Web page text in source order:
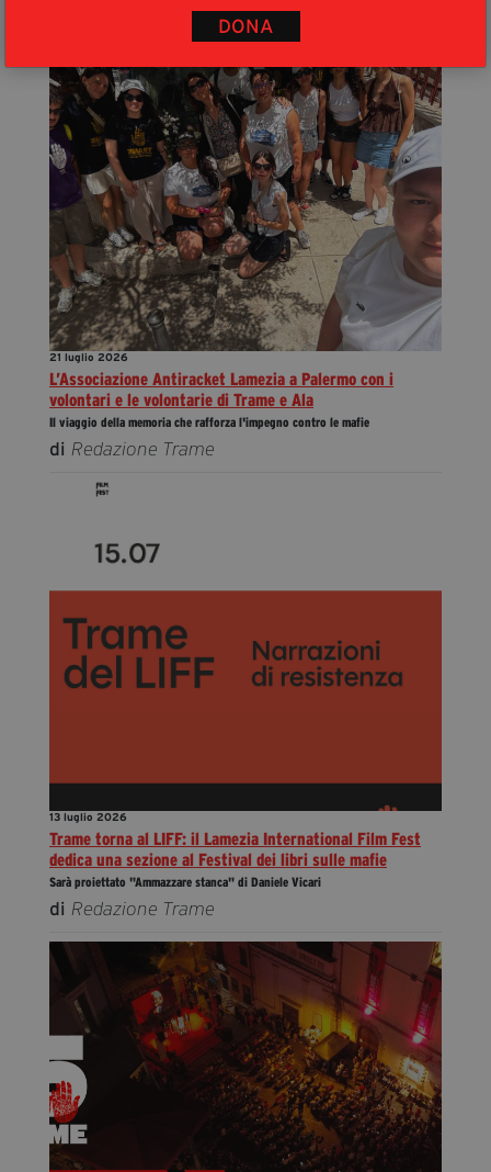
DONA
21 luglio 2026
L’Associazione Antiracket Lamezia a Palermo con i
volontari e le volontarie di Trame e Ala
Il viaggio della memoria che rafforza l'impegno contro le mafie
di Redazione Trame
13 luglio 2026
Trame torna al LIFF: il Lamezia International Film Fest
dedica una sezione al Festival dei libri sulle mafie
Sarà proiettato "Ammazzare stanca" di Daniele Vicari
di Redazione Trame